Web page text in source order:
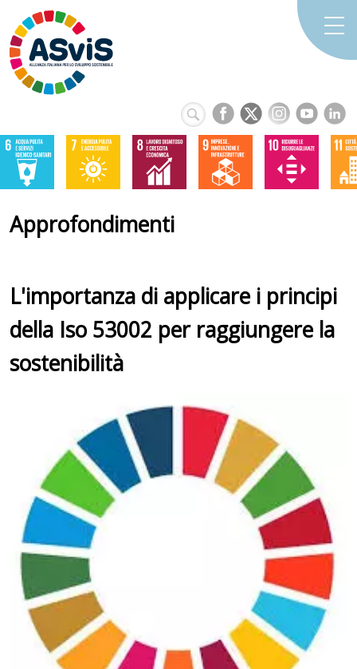
Approfondimenti
L'importanza di applicare i principi
della Iso 53002 per raggiungere la
sostenibilità